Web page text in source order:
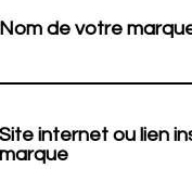
internet ou lien
de votre